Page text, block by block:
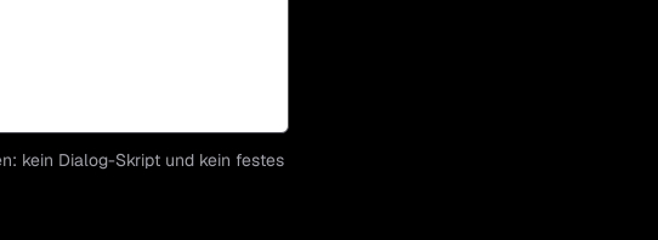
kein Dialog-Skript und kein festes